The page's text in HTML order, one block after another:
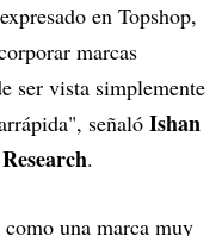
en Topshop,
marcas
ser vista simplemente
señaló Ishan
.
como una marca muy